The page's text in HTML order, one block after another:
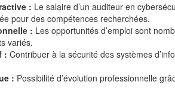
: Le salaire d’un auditeur en
pour des compétences recherchées.
: Les opportunités d’emploi sont
variés.
: Contribuer à la sécurité des systèmes
: Possibilité d’évolution professionnelle